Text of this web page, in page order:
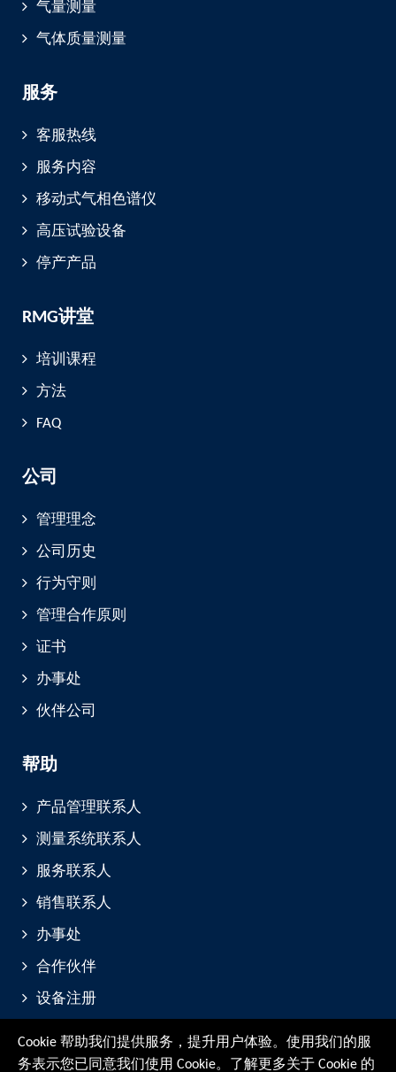
气量测量
气体质量测量
服务
客服热线
服务内容
移动式气相色谱仪
高压试验设备
停产产品
RMG讲堂
培训课程
方法
FAQ
公司
管理理念
公司历史
行为守则
管理合作原则
证书
办事处
伙伴公司
帮助
产品管理联系人
测量系统联系人
服务联系人
销售联系人
办事处
合作伙伴
设备注册
展会与活动
Cookie 帮助我们提供服务，提升用户体验。使用我们的服
务表示您已同意我们使用 Cookie。了解更多关于 Cookie 的